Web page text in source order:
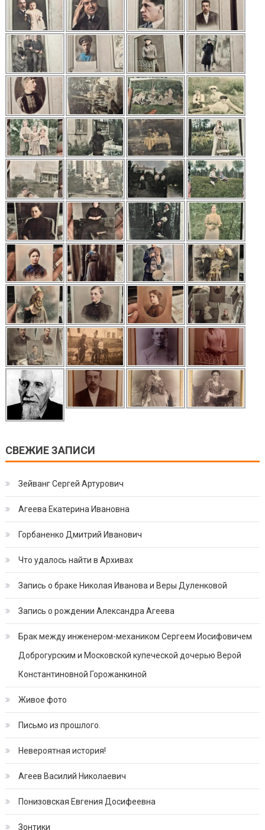
СВЕЖИЕ ЗАПИСИ
Зейванг Сергей Артурович
Агеева Екатерина Ивановна
Горбаненко Дмитрий Иванович
Что удалось найти в Архивах
Запись о браке Николая Иванова и Веры Дуленковой
Запись о рождении Александра Агеева
Брак между инженером-механиком Сергеем Иосифовичем
Доброгурским и Московской купеческой дочерью Верой
Константиновной Горожанкиной
Живое фото
Письмо из прошлого.
Невероятная история!
Агеев Василий Николаевич
Понизовская Евгения Досифеевна
Зонтики